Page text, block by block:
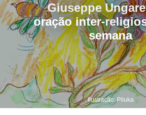
Giuseppe
oração inter-
semana
Ilustração: Piluka